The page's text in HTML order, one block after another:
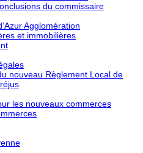
du commissaire
Agglomération
et immobilières
nouveau Règlement Local de
les nouveaux commerces